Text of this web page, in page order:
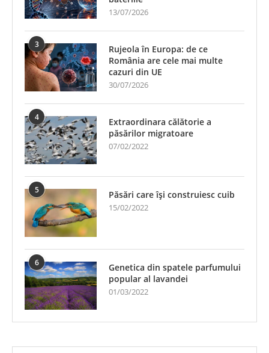
13/07/2026
3
Rujeola în Europa: de ce
România are cele mai multe
cazuri din UE
30/07/2026
4
Extraordinara călătorie a
păsărilor migratoare
07/02/2022
5 Păsări care își construiesc cuib
15/02/2022
6
Genetica din spatele parfumului
popular al lavandei
01/03/2022